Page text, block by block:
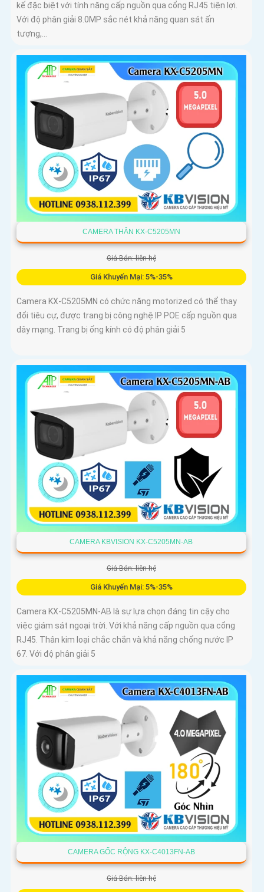
kế đặc biệt với tính năng cấp nguồn qua cổng RJ45 tiện lợi.
Với độ phân giải 8.0MP sắc nét khả năng quan sát ấn
tượng,...
CAMERA THÂN KX-C5205MN
Giá Bán: liên hệ
Giá Khuyến Mại: 5%-35%
Camera KX-C5205MN có chức năng motorized có thể thay
đổi tiêu cự, được trang bị công nghệ IP POE cấp nguồn qua
dây mạng. Trang bị ống kính có độ phân giải 5
CAMERA KBVISION KX-C5205MN-AB
Giá Bán: liên hệ
Giá Khuyến Mại: 5%-35%
Camera KX-C5205MN-AB là sự lựa chọn đáng tin cậy cho
việc giám sát ngoại trời. Với khả năng cấp nguồn qua cổng
RJ45. Thân kim loại chắc chắn và khả năng chống nước IP
67. Với độ phân giải 5
CAMERA GỐC RỘNG KX-C4013FN-AB
Giá Bán: liên hệ